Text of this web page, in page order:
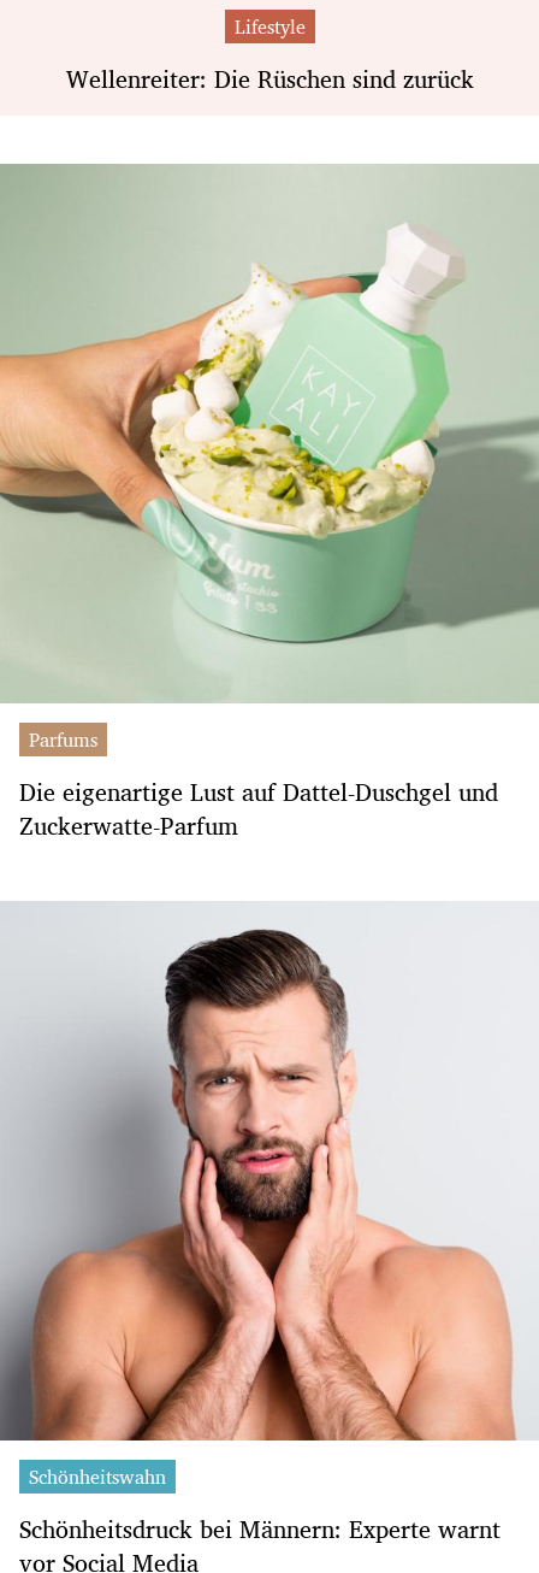
Lifestyle
Wellenreiter: Die Rüschen sind zurück
Parfums
Die eigenartige Lust auf Dattel-Duschgel und
Zuckerwatte-Parfum
Schönheitswahn
Schönheitsdruck bei Männern: Experte warnt
vor Social Media